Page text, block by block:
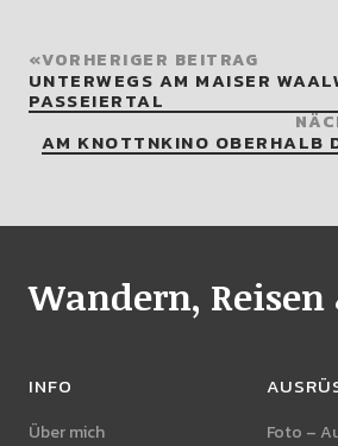
VORHERIGER BEITRAG
UNTERWEGS AM MAISER
PASSEIERTAL
AM KNOTTNKINO OBERHALB
Wandern,
INFO
Über mich Foto –